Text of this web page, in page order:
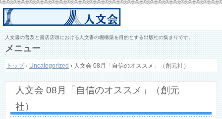
人文書の普及と書店店頭における人文書の棚構築を目的とする出版社の集まりです。
メニュー
ン
ン
キ
トップ › Uncategorized › 人文会 08月「自信のオススメ」（創元社）
人文会 08月「自信のオススメ」（創元
社）